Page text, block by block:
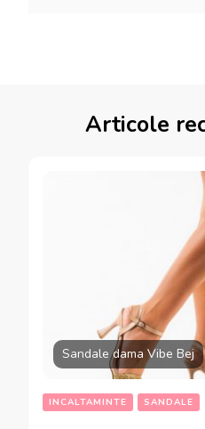
Articole
Sandale dama Vibe Bej
INCALTAMINTE SANDALE